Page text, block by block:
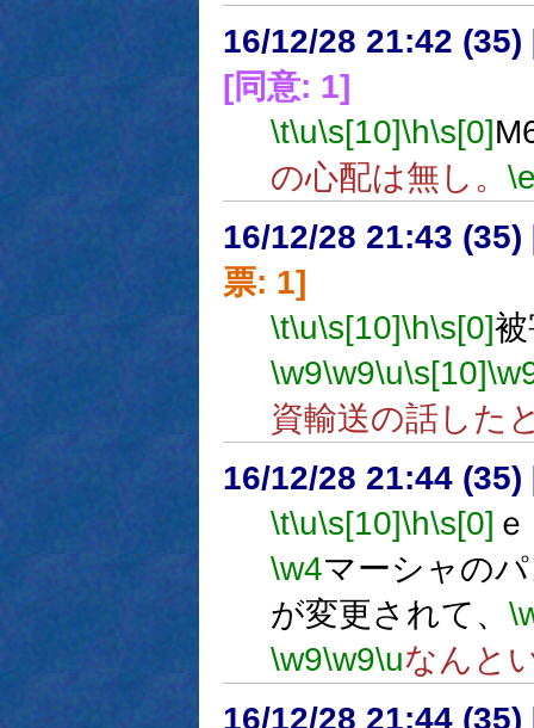
16/12/28 21:42 (35)
[同意: 1]
\t\u\s[10]\h\s[0]
の心配は無し。
16/12/28 21:43 (35)
票: 1]
\t\u\s[10]\h\s[0]
\w9\w9\u\s[10]
資輸送の話した
16/12/28 21:44 (35)
\t\u\s[10]\h\s[0]
\w4マーシャの
が変更されて、
\w9\w9\uなんと
16/12/28 21:44 (35)